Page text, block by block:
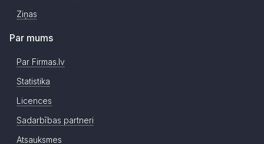
Ziņas
Par mums
Par Firmas.lv
Statistika
Licences
Sadarbības partneri
Atsauksmes